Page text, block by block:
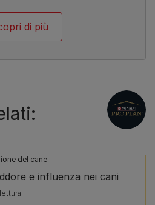
di più
del cane
e influenza nei cani